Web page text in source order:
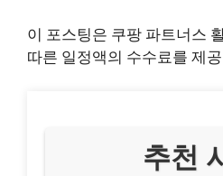
이 포스팅은 쿠팡 파트너스
따른 일정액의 수수료를 제
추천